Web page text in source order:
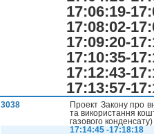
17:06:19-
17:08:02-
17:09:20-
17:10:35-
17:12:43-
17:13:57-
3038
Проект Закону про
та використання
газового конденсату)
17:14:45 -17:18:18